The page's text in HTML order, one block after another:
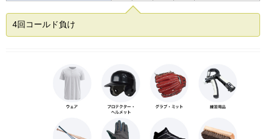
4回コールド負け